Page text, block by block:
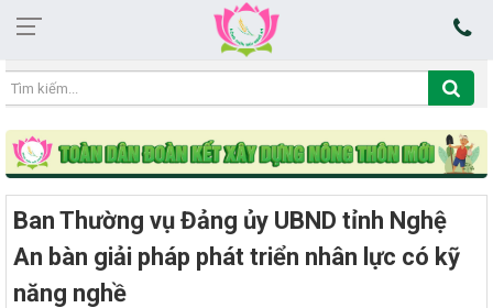
12:05:45 08/08/2026
Ban Thường vụ Đảng ủy UBND tỉnh Nghệ
An bàn giải pháp phát triển nhân lực có kỹ
năng nghề